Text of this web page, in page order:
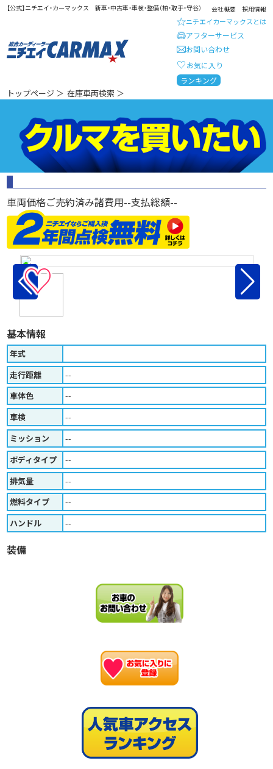
【公式】ニチエイ・カーマックス 新車・中古車・車検・整備（柏・取手・守谷） 会社概要 採用情報
総合カーディーラー ニチエイ・
ニチエイカーマックスとは
アフターサービス
お問い合わせ
お気に入り
ランキング
トップページ ＞ 在庫車両検索 ＞
車両価格ご売約済み諸費用--支払総額--
♡
基本情報
年式
走行距離
--
車体色
--
車検
--
ミッション
--
ボディタイプ
--
排気量
--
燃料タイプ
--
ハンドル
--
装備